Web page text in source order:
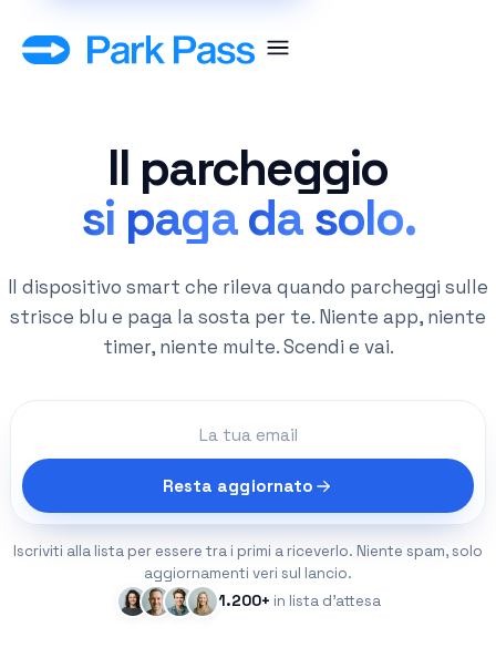
Il parcheggio
si paga da solo.
Il dispositivo smart che rileva quando parcheggi sulle
strisce blu e paga la sosta per te. Niente app, niente
timer, niente multe. Scendi e vai.
Resta aggiornato
Iscriviti alla lista per essere tra i primi a riceverlo. Niente spam, solo
aggiornamenti veri sul lancio.
1.200+ in lista d’attesa